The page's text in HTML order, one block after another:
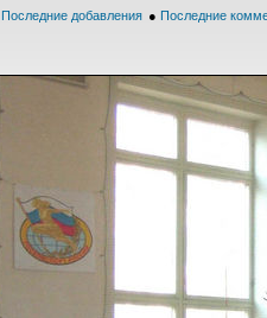
Последние добавления ● Последние